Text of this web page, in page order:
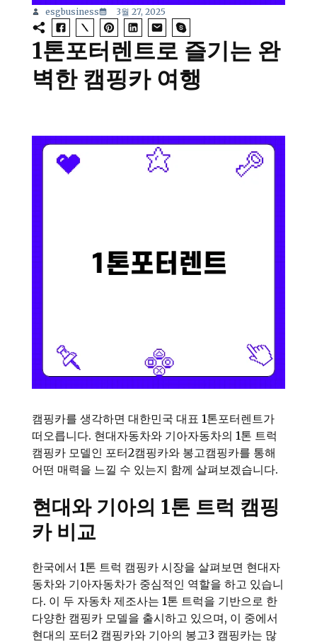
esgbusiness 3월 27, 2025
1톤포터렌트로 즐기는 완
벽한 캠핑카 여행
캠핑카를 생각하면 대한민국 대표 1톤포터렌트가
떠오릅니다. 현대자동차와 기아자동차의 1톤 트럭
캠핑카 모델인 포터2캠핑카와 봉고캠핑카를 통해
어떤 매력을 느낄 수 있는지 함께 살펴보겠습니다.
현대와 기아의 1톤 트럭 캠핑
카 비교
한국에서 1톤 트럭 캠핑카 시장을 살펴보면 현대자
동차와 기아자동차가 중심적인 역할을 하고 있습니
다. 이 두 자동차 제조사는 1톤 트럭을 기반으로 한
다양한 캠핑카 모델을 출시하고 있으며, 이 중에서
현대의 포터2 캠핑카와 기아의 봉고3 캠핑카는 많